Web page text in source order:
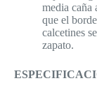
media caña
que el
calcetines
zapato.